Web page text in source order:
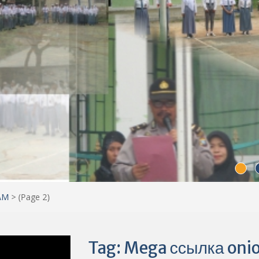
> (Page 2)
Tag: Mega ссылка